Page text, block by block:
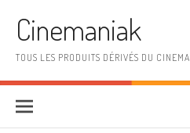
Cinemaniak
TOUS LES PRODUITS DÉRIVÉS DU CINEMA